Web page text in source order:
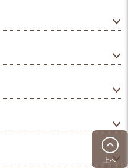
上へ